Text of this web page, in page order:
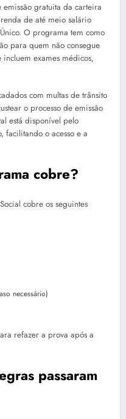
gratuita da carteira
de até meio salário
O programa tem como
para quem não consegue
incluem exames médicos,
com multas de trânsito
o processo de emissão
está disponível pelo
facilitando o acesso e a
cobre?
cobre os seguintes
necessário)
refazer a prova após a
passaram